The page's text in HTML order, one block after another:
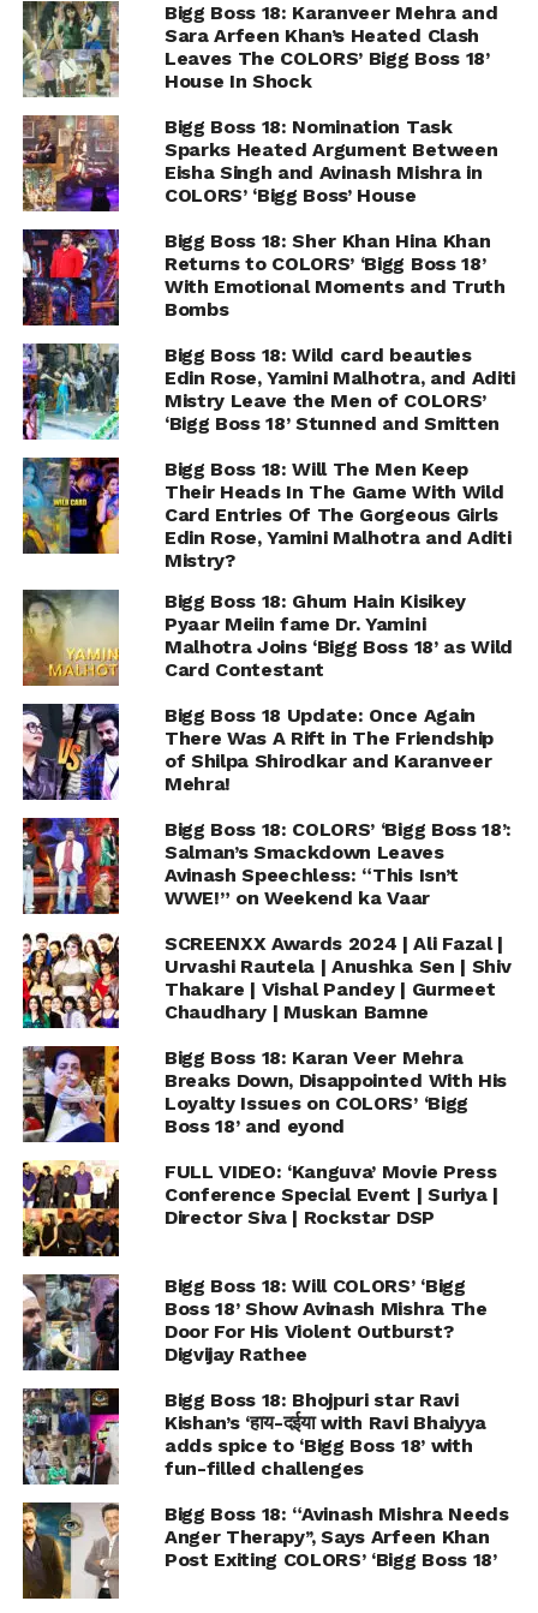
Bigg Boss 18: Karanveer Mehra and
Sara Arfeen Khan’s Heated Clash
Leaves The COLORS’ Bigg Boss 18’
House In Shock
Bigg Boss 18: Nomination Task
Sparks Heated Argument Between
Eisha Singh and Avinash Mishra in
COLORS’ ‘Bigg Boss’ House
Bigg Boss 18: Sher Khan Hina Khan
Returns to COLORS’ ‘Bigg Boss 18’
With Emotional Moments and Truth
Bombs
Bigg Boss 18: Wild card beauties
Edin Rose, Yamini Malhotra, and Aditi
Mistry Leave the Men of COLORS’
‘Bigg Boss 18’ Stunned and Smitten
Bigg Boss 18: Will The Men Keep
Their Heads In The Game With Wild
Card Entries Of The Gorgeous Girls
Edin Rose, Yamini Malhotra and Aditi
Mistry?
Bigg Boss 18: Ghum Hain Kisikey
Pyaar Meiin fame Dr. Yamini
Malhotra Joins ‘Bigg Boss 18’ as Wild
Card Contestant
Bigg Boss 18 Update: Once Again
There Was A Rift in The Friendship
of Shilpa Shirodkar and Karanveer
Mehra!
Bigg Boss 18: COLORS’ ‘Bigg Boss 18’:
Salman’s Smackdown Leaves
Avinash Speechless: “This Isn’t
WWE!” on Weekend ka Vaar
SCREENXX Awards 2024 | Ali Fazal |
Urvashi Rautela | Anushka Sen | Shiv
Thakare | Vishal Pandey | Gurmeet
Chaudhary | Muskan Bamne
Bigg Boss 18: Karan Veer Mehra
Breaks Down, Disappointed With His
Loyalty Issues on COLORS’ ‘Bigg
Boss 18’ and eyond
FULL VIDEO: ‘Kanguva’ Movie Press
Conference Special Event | Suriya |
Director Siva | Rockstar DSP
Bigg Boss 18: Will COLORS’ ‘Bigg
Boss 18’ Show Avinash Mishra The
Door For His Violent Outburst?
Digvijay Rathee
Bigg Boss 18: Bhojpuri star Ravi
Kishan’s ‘हाय-दईया with Ravi Bhaiyya
adds spice to ‘Bigg Boss 18’ with
fun-filled challenges
Bigg Boss 18: “Avinash Mishra Needs
Anger Therapy’’, Says Arfeen Khan
Post Exiting COLORS’ ‘Bigg Boss 18’